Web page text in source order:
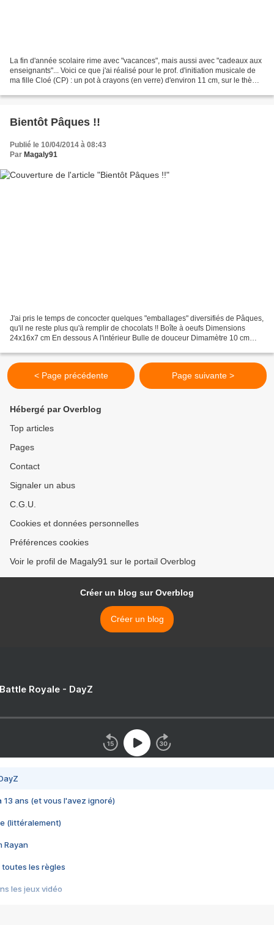
La fin d'année scolaire rime avec "vacances", mais aussi avec "cadeaux aux
enseignants"... Voici ce que j'ai réalisé pour le prof. d'initiation musicale de
ma fille Cloé (CP) : un pot à crayons (en verre) d'environ 11 cm, sur le thème
Bientôt Pâques !!
Publié le 10/04/2014 à 08:43
Par Magaly91
J'ai pris le temps de concocter quelques "emballages" diversifiés de Pâques,
qu'il ne reste plus qu'à remplir de chocolats !! Boîte à oeufs Dimensions
24x16x7 cm En dessous A l'intérieur Bulle de douceur Dimamètre 10 cm
< Page précédente Page suivante >
Hébergé par Overblog
Top articles
Pages
Contact
Signaler un abus
C.G.U.
Cookies et données personnelles
Préférences cookies
Voir le profil de Magaly91 sur le portail Overblog
Créer un blog sur Overblog
Créer un blog
Royale - DayZ
13 ans (et vous l'avez ignoré)
(littéralement)
Rayan
toutes les règles
les jeux vidéo